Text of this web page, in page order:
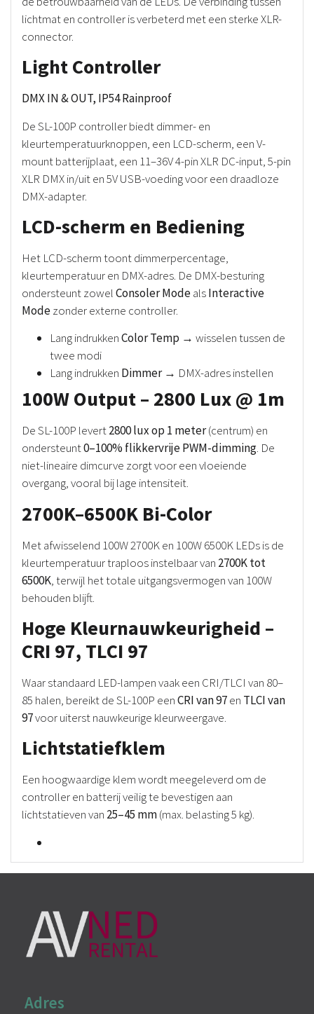
lichtmat en controller is verbeterd met een sterke XLR-
connector.
Light Controller
DMX IN & OUT, IP54 Rainproof
De SL-100P controller biedt dimmer- en
kleurtemperatuurknoppen, een LCD-scherm, een V-
mount batterijplaat, een 11–36V 4-pin XLR DC-input, 5-pin
XLR DMX in/uit en 5V USB-voeding voor een draadloze
DMX-adapter.
LCD-scherm en Bediening
Het LCD-scherm toont dimmerpercentage,
kleurtemperatuur en DMX-adres. De DMX-besturing
ondersteunt zowelConsoler ModealsInteractive
Modezonder externe controller.
Lang indrukkenColor Temp → wisselen tussen de
twee modi
Lang indrukken Dimmer→ DMX-adres instellen
100W Output – 2800 Lux @ 1m
De SL-100P levert2800 lux op 1 meter(centrum) en
ondersteunt0–100% flikkervrije PWM-dimming. De
niet-lineaire dimcurve zorgt voor een vloeiende
overgang, vooral bij lage intensiteit.
2700K–6500K Bi-Color
Met afwisselend 100W 2700K en 100W 6500K LEDs is de
kleurtemperatuur traploos instelbaar van 2700K tot
6500K, terwijl het totale uitgangsvermogen van 100W
behouden blijft.
Hoge Kleurnauwkeurigheid –
CRI 97, TLCI 97
Waar standaard LED-lampen vaak een CRI/TLCI van 80–
85 halen, bereikt de SL-100P eenCRI van 97en TLCI van
97voor uiterst nauwkeurige kleurweergave.
Lichtstatiefklem
Een hoogwaardige klem wordt meegeleverd om de
controller en batterij veilig te bevestigen aan
lichtstatieven van 25–45 mm(max. belasting 5 kg).
Adres